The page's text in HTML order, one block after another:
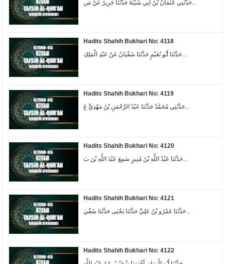
Hadits Shahih Bukhari No: 4118
حَدَّثَنَا أَبُو نُعَيْمٍ حَدَّثَنَا سُفْيَانُ عَنْ عَبْدِ الْمَلِكِ...
Hadits Shahih Bukhari No: 4119
حَدَّثَنِي مُحَمَّدٌ حَدَّثَنَا عَبْدُ الرَّحْمَنِ بْنُ مَهْدِيٍّ عَ...
Hadits Shahih Bukhari No: 4120
حَدَّثَنَا عَبْدُ اللَّهِ بْنُ مُنِيرٍ سَمِعَ عَبْدَ اللَّهِ بْنَ بَ...
Hadits Shahih Bukhari No: 4121
حَدَّثَنَا عَمْرُو بْنُ عَلِيٍّ حَدَّثَنَا يَحْيَى حَدَّثَنَا سُفْيَ...
Hadits Shahih Bukhari No: 4122